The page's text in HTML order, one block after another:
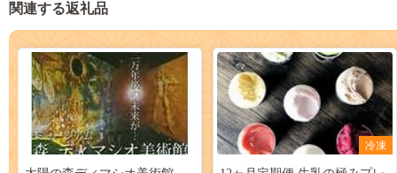
関連する返礼品
冷凍